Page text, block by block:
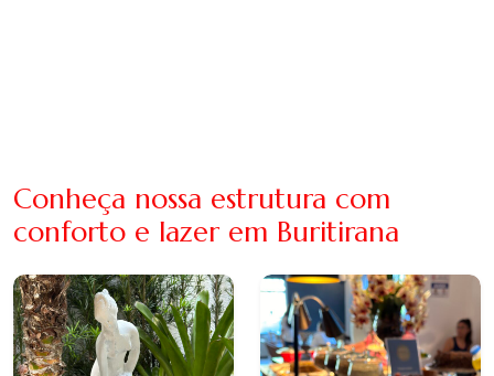
Conheça nossa estrutura com
conforto e lazer em Buritirana